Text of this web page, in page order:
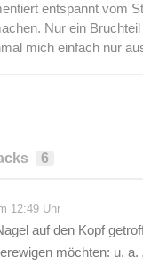
entspannt vom
Nur ein
mich einfach nur
6
12:49 Uhr
auf den Kopf
möchten: u. a.